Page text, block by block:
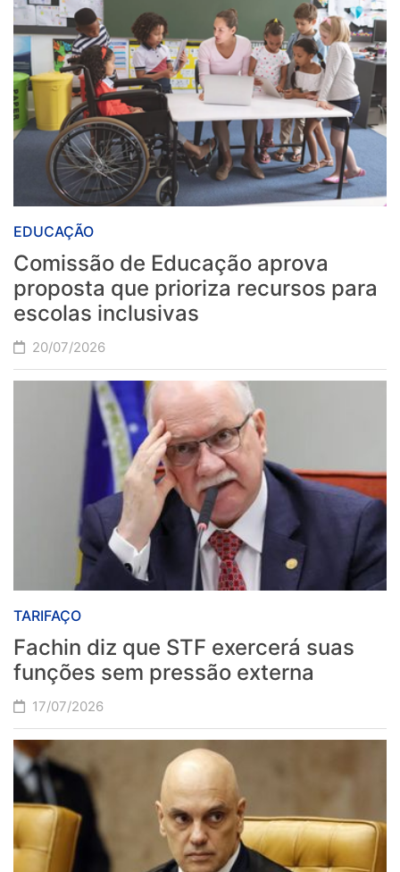
EDUCAÇÃO
Comissão de Educação aprova
proposta que prioriza recursos para
escolas inclusivas
20/07/2026
TARIFAÇO
Fachin diz que STF exercerá suas
funções sem pressão externa
17/07/2026